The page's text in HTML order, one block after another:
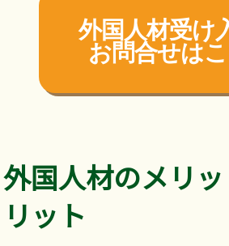
外国人材受け
お問合せは
外国人材のメリ
リット